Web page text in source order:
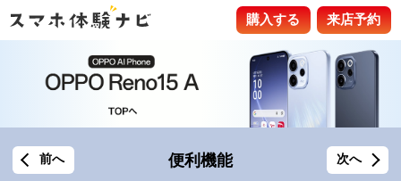
購入する 来店予約
便利機能 次へ
前へ